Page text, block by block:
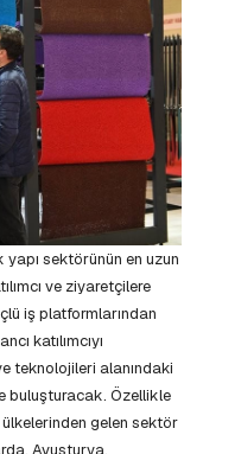
yapı sektörünün en uzun
ve ziyaretçilere
iş platformlarından
katılımcıyı
teknolojileri alanındaki
buluşturacak. Özellikle
gelen sektör
Avusturya,